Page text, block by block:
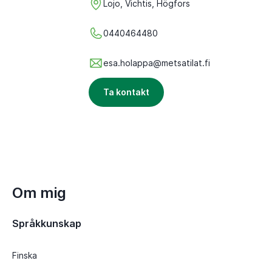
Lojo, Vichtis, Högfors
0440464480
esa.holappa@metsatilat.fi
Ta kontakt
Om mig
Språkkunskap
Finska